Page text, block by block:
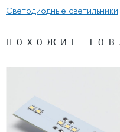
Светодиодные светильники
ПОХОЖИЕ